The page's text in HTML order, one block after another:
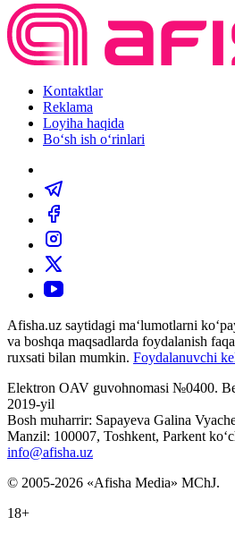
Kontaktlar
Reklama
Loyiha haqida
Bo‘sh ish o‘rinlari
Afisha.uz saytidagi ma‘lumotlarni
va boshqa maqsadlarda foydalanish
ruxsati bilan mumkin. Foydalanuvchi
Elektron OAV guvohnomasi №0400.
2019-yil
Bosh muharrir: Sapayeva Galina
Manzil: 100007, Toshkent, Parkent
info@afisha.uz
© 2005-2026 «Afisha Media» MChJ.
18+